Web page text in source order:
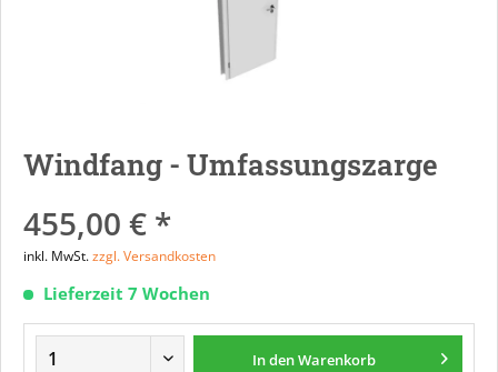
Windfang - Umfassungszarge
455,00 € *
inkl. MwSt.zzgl. Versandkosten
Lieferzeit 7 Wochen
In denWarenkorb